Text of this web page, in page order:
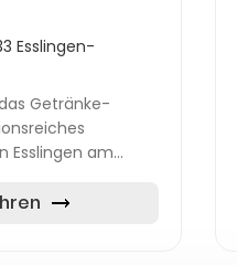
Esslingen-
Getränke-
Esslingen am
und